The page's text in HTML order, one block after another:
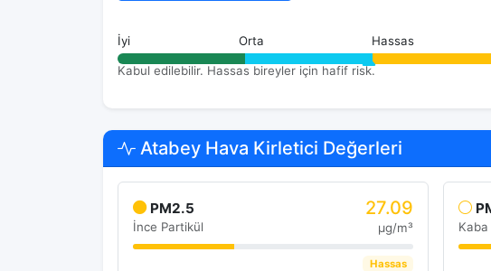
İyi Orta Hassas
Kabul edilebilir. Hassas bireyler için hafif risk.
Atabey Hava Kirletici Değerleri
PM2.5
İnce Partikül
27.09
μg/m³
Hassas